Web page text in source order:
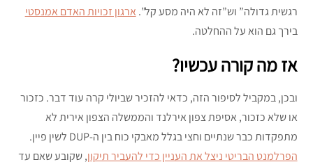
רגשית גדולה” וש”זה לא היה מסע קל”. ארגון זכויות האדם אמנסטי
בירך גם הוא על ההחלטה.
אז מה קורה עכשיו?
ובכן, במקביל לסיפור הזה, כדאי להזכיר שביולי קרה עוד דבר. כזכור
או שלא כזכור, אסיפת צפון אירלנד והממשלה הצפון אירית לא
מתפקדות כבר שנתיים וחצי בגלל מאבקי כוח בין ה-DUP לשין פיין.
הפרלמנט הבריטי ניצל את העניין כדי להעביר תיקון, שקובע שאם עד